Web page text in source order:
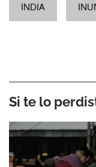
INDIA
Si te lo